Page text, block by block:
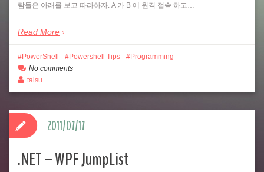
람들은 아래를 보고 따라하자. A 가 B 에 원격 접속 하고…
Read More
PowerShell Powershell Tips
Programming
No comments
talsu
.NET – WPF JumpList
2011/07/17